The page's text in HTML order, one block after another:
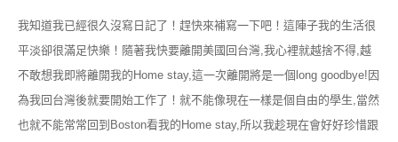
我知道我已經很久沒寫日記了！趕快來補寫一下吧！這陣子我的生活很
平淡卻很滿足快樂！隨著我快要離開美國回台灣,我心裡就越捨不得,越
不敢想我即將離開我的Home stay,這一次離開將是一個long goodbye!因
為我回台灣後就要開始工作了！就不能像現在一樣是個自由的學生,當然
也就不能常常回到Boston看我的Home stay,所以我趁現在會好好珍惜跟